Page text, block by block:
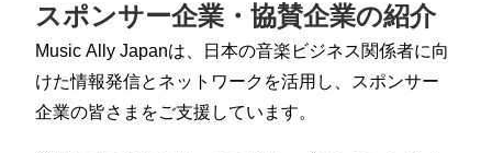
スポンサー企業・協賛企業の紹介
Music Ally Japanは、日本の音楽ビジネス関係者に向
けた情報発信とネットワークを活用し、スポンサー
企業の皆さまをご支援しています。